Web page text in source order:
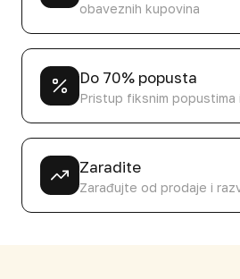
obaveznih kupovina
Do 70% popusta
Pristup fiksnim popustima
Zaradite
Zarađujte od prodaje i